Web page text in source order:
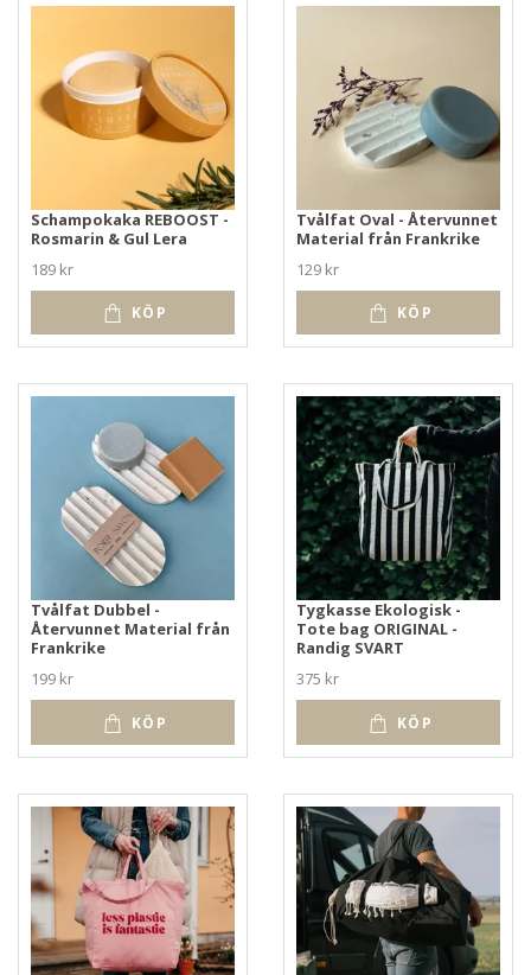
Schampokaka REBOOST -
Rosmarin & Gul Lera
189 kr
KÖP
Tvålfat Oval - Återvunnet
Material från Frankrike
129 kr
KÖP
Tvålfat Dubbel -
Återvunnet Material från
Frankrike
199 kr
KÖP
Tygkasse Ekologisk -
Tote bag ORIGINAL -
Randig SVART
375 kr
KÖP